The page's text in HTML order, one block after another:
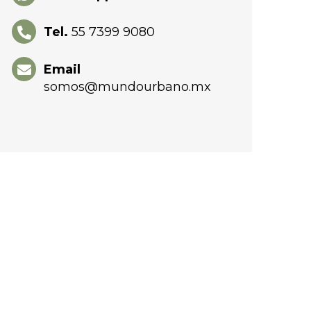
Tel. 55 7399 9080
Email
somos@mundourbano.mx